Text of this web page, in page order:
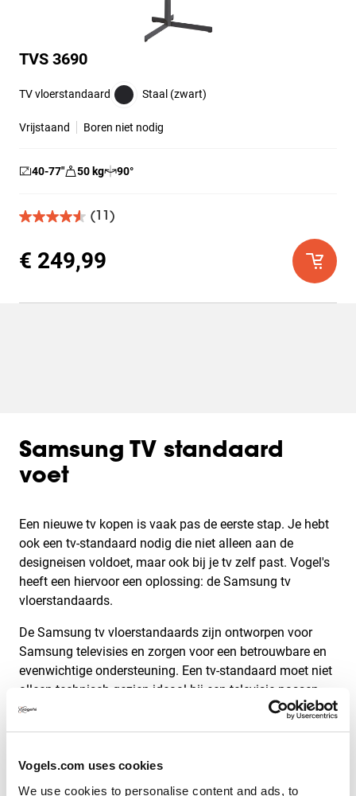
Vogels.com uses cookies
We use cookies to personalise content and ads, to
TVS 3690
TV vloerstandaard Staal (zwart)
Vrijstaand Boren niet nodig
40-77″ 50 kg 90°
(11)
4.5
de
5
11
€ 249,99
Samsung TV standaard
voet
Een nieuwe tv kopen is vaak pas de eerste stap. Je hebt
ook een tv-standaard nodig die niet alleen aan de
designeisen voldoet, maar ook bij je tv zelf past. Vogel's
heeft een hiervoor een oplossing: de Samsung tv
vloerstandaards.
De Samsung tv vloerstandaards zijn ontworpen voor
Samsung televisies en zorgen voor een betrouwbare en
evenwichtige ondersteuning. Een tv-standaard moet niet
alleen technisch gezien ideaal bij een televisie passen,
maar ook de nadruk leggen op esthetiek en elegantie.
Onze tv-standaards voor Samsung combineren al deze
design voor de hedendaagse Samsung schermen. Onze
productie wordt gekenmerkt door hoge kwaliteit. De